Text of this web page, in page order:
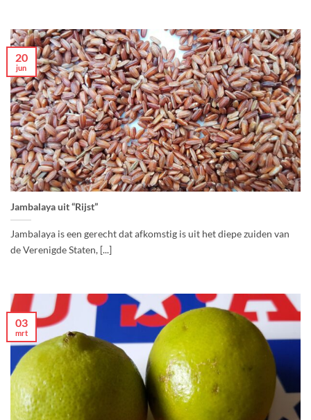
Jambalaya uit “Rijst”
Jambalaya is een gerecht dat afkomstig is uit het diepe zuiden van
de Verenigde Staten, [...]
20
jun
03
mrt